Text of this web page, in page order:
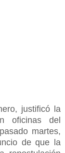
justificó la
oficinas del
martes,
de que la